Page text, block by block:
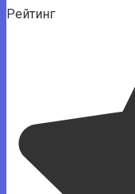
Рейтинг